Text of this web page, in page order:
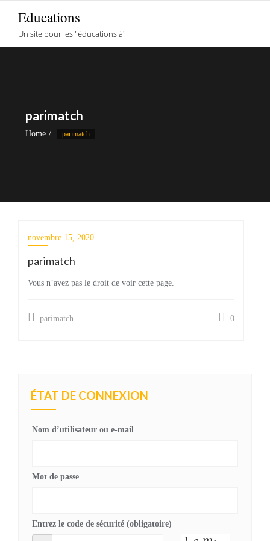
content
Educations
Un site pour les "éducations à"
parimatch
Home parimatch
novembre 15, 2020
parimatch
Vous n’avez pas le droit de voir cette page.
parimatch 0
ÉTAT DE CONNEXION
Nom d’utilisateur ou e-mail
Mot de passe
Entrez le code de sécurité (obligatoire)